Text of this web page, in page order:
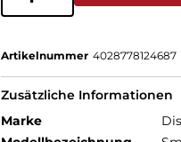
Artikelnummer 4028778124687
Zusätzliche Informationen
Marke